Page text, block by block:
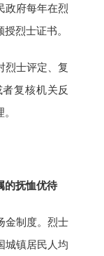
府每年在烈
烈士证书。
士评定、复
复核机关反
的抚恤优待
制度。烈士
城镇居民人均